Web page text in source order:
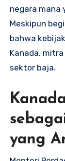
negara mana
Meskipun
bahwa
Kanada,
sektor baja.
yang